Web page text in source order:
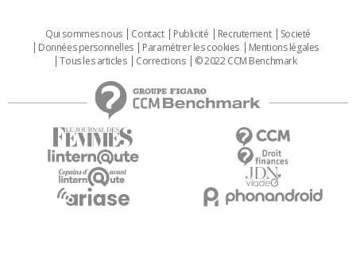
Qui sommes nous Contact Publicité Recrutement
Societé
Données personnelles
Paramétrer les cookies
Mentions légales
Tous les articles
Corrections © 2022 CCM Benchmark